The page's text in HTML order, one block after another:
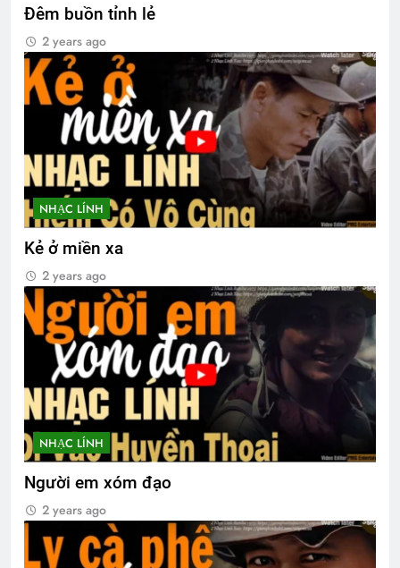
Đêm buồn tỉnh lẻ
2 years ago
NHẠC LÍNH
Kẻ ở miền xa
2 years ago
NHẠC LÍNH
Người em xóm đạo
2 years ago